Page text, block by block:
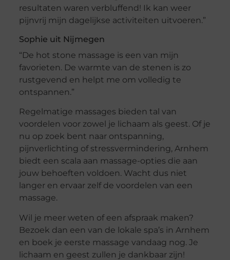
resultaten waren verbluffend! Ik kan weer
pijnvrij mijn dagelijkse activiteiten uitvoeren.”
Sophie uit Nijmegen
“De hot stone massage is een van mijn
favorieten. De warmte van de stenen is zo
rustgevend en helpt me om volledig te
ontspannen.”
Regelmatige massages bieden tal van
voordelen voor zowel je lichaam als geest. Of je
nu op zoek bent naar ontspanning,
pijnverlichting of stressvermindering, Arnhem
biedt een scala aan massage-opties die aan
jouw behoeften voldoen. Wacht dus niet
langer en ervaar zelf de voordelen van een
massage.
Wil je meer weten of een afspraak maken?
Bezoek dan een van de lokale spa’s in Arnhem
en boek je eerste massage vandaag nog. Je
lichaam en geest zullen je dankbaar zijn!